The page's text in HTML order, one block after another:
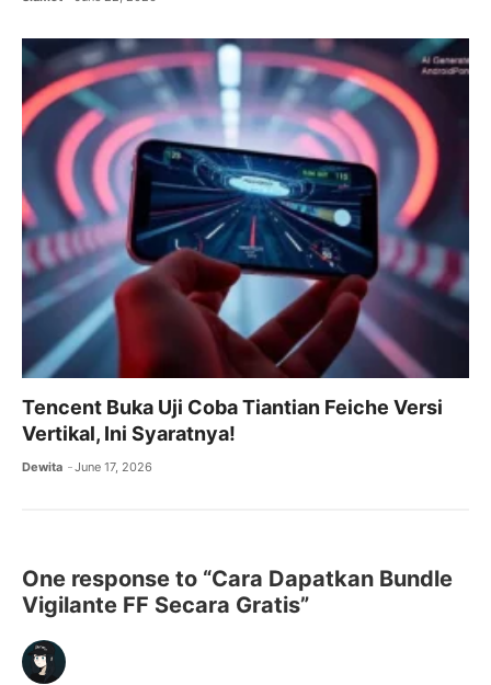
Tencent Buka Uji Coba Tiantian Feiche Versi
Vertikal, Ini Syaratnya!
Dewita June 17, 2026
One response to “Cara Dapatkan Bundle
Vigilante FF Secara Gratis”